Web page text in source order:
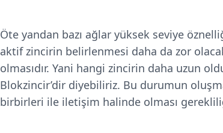
Öte yandan bazı ağlar yüksek seviye
aktif zincirin belirlenmesi daha da zor
olmasıdır. Yani hangi zincirin daha uzun
Blokzincir’dir diyebiliriz. Bu durumun
birbirleri ile iletişim halinde olması